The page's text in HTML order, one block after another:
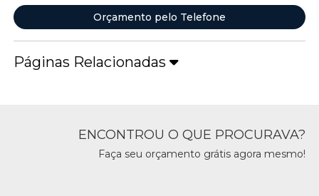
Orçamento pelo Telefone
Páginas Relacionadas
ENCONTROU O QUE PROCURAVA?
Faça seu orçamento grátis agora mesmo!